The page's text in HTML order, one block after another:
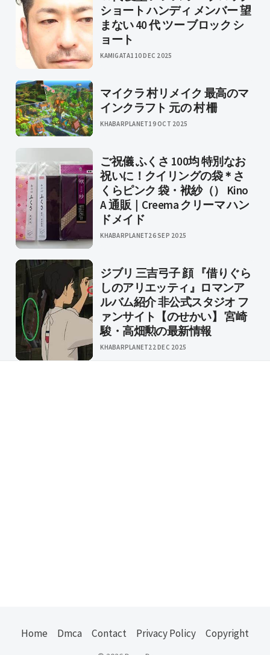
ショート ハンディ メンバー 望
まない 40 代 ツー ブロック シ
ョート
KAMIGATA1 10 DEC 2025
マイクラ 村リメイク 最高のマ
インクラフト 元の 村 柵
KHABARPLANET19 OCT 2025
ご祝儀 ふくさ 100均 特別なお
祝いに！クイリングの袋＊さ
くらピンク 袋・袱紗（） Kino
A 通販｜Creema クリーマ ハン
ドメイド
KHABARPLANET26 SEP 2025
ジブリ 三吉弓子 顔 『借りぐら
しのアリエッティ』ロマンア
ルバム紹介 非公式スタジオ フ
ァンサイト【のせかい】 宮崎
駿・高畑勲の最新情報
KHABARPLANET22 DEC 2025
Home Dmca Contact Privacy Policy Copyright